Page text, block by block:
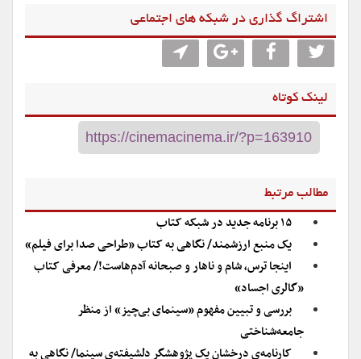
اشتراگ گذاری در شبکه های اجتماعی
لینک کوتاه
مطالب مرتبط
۱۵ برنامه جدید در شبکه کتاب
یک منبع ارزشمند/ نگاهی به کتاب «طراحی صدا برای فیلم»
اینجا ترس، شام و ناهار و صبحانه آدم‌هاست!/ معرفی کتاب
«گالری اجساد»
بررسی و تبیین مفهوم «سینمای بی‌چیز» از منظر
جامعه‌شناختی
کارنامه‌ی درخشانِ یک پژوهشگرِ دلشیفته‌ی سینما/ نگاهی به